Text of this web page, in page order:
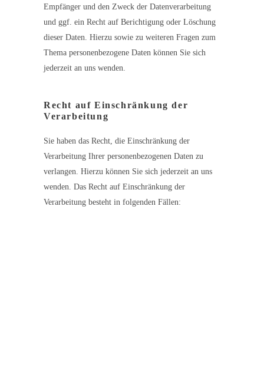
Empfänger und den Zweck der Datenverarbeitung
und ggf. ein Recht auf Berichtigung oder Löschung
dieser Daten. Hierzu sowie zu weiteren Fragen zum
Thema personenbezogene Daten können Sie sich
jederzeit an uns wenden.
Recht auf Einschränkung der
Verarbeitung
Sie haben das Recht, die Einschränkung der
Verarbeitung Ihrer personenbezogenen Daten zu
verlangen. Hierzu können Sie sich jederzeit an uns
wenden. Das Recht auf Einschränkung der
Verarbeitung besteht in folgenden Fällen: